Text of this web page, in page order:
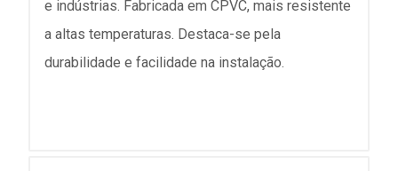
e indústrias. Fabricada em CPVC, mais resistente
a altas temperaturas. Destaca-se pela
durabilidade e facilidade na instalação.